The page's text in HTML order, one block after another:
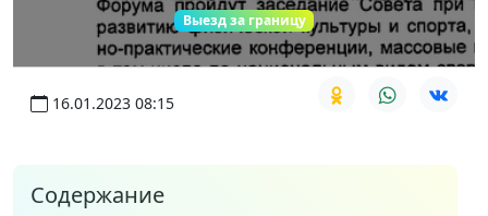
Выезд за границу
16.01.2023 08:15
Содержание